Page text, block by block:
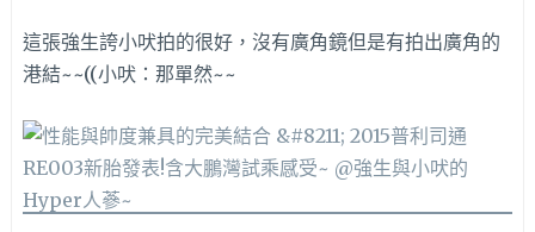
這張強生誇小吠拍的很好，沒有廣角鏡但是有拍出廣角的
港結~~((小吠：那單然~~